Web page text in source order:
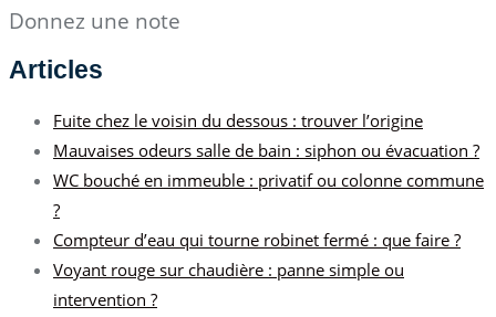
Donnez une note
Articles
Fuite chez le voisin du dessous : trouver l’origine
Mauvaises odeurs salle de bain : siphon ou évacuation ?
WC bouché en immeuble : privatif ou colonne commune
?
Compteur d’eau qui tourne robinet fermé : que faire ?
Voyant rouge sur chaudière : panne simple ou
intervention ?